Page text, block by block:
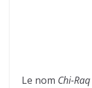
Le nom Chi-Raq